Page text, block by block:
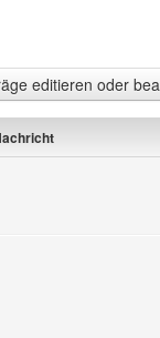
editieren oder